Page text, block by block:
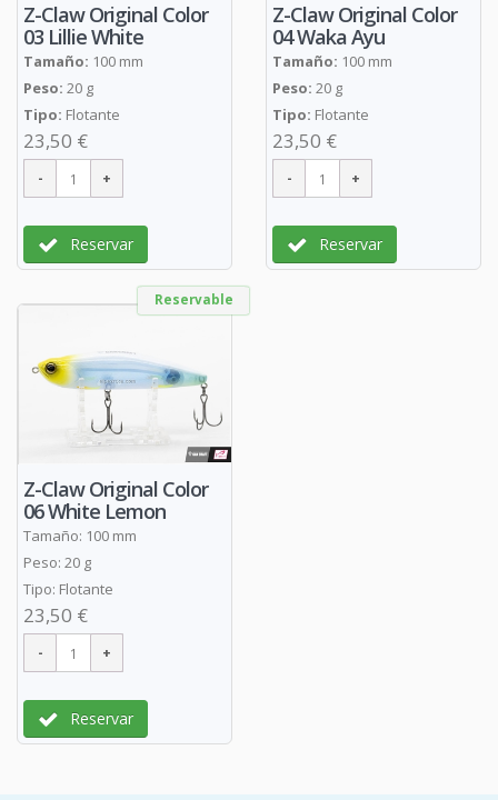
Z-Claw Original Color
03 Lillie White
Tamaño: 100 mm
Peso: 20 g
Tipo: Flotante
23,50 €
Reservar
Z-Claw Original Color
04 Waka Ayu
Tamaño: 100 mm
Peso: 20 g
Tipo: Flotante
23,50 €
Reservar
Reservable
Z-Claw Original Color
06 White Lemon
Tamaño: 100 mm
Peso: 20 g
Tipo: Flotante
23,50 €
Reservar